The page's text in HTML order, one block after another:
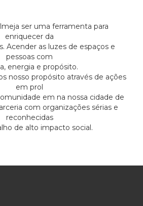
ser uma ferramenta para
enriquecer da
Acender as luzes de espaços e
pessoas com
energia e propósito.
nosso propósito através de ações
em prol
em na nossa cidade de
com organizações sérias e
reconhecidas
de alto impacto social.